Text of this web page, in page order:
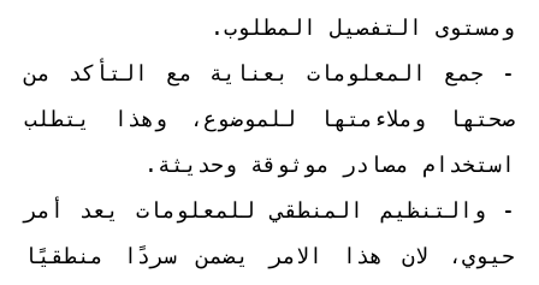
ومستوى التفصيل المطلوب.
- جمع المعلومات بعناية مع التأكد من
صحتها وملاءمتها للموضوع، وهذا يتطلب
استخدام مصادر موثوقة وحديثة.
- والتنظيم المنطقي للمعلومات يعد أمر
حيوي، لان هذا الامر يضمن سردًا منطقيًا